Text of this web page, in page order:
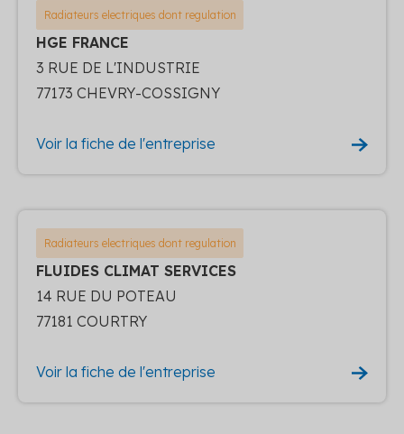
Radiateurs electriques dont regulation
HGE FRANCE
3 RUE DE L'INDUSTRIE
77173 CHEVRY-COSSIGNY
Voir la fiche de l'entreprise
Radiateurs electriques dont regulation
FLUIDES CLIMAT SERVICES
14 RUE DU POTEAU
77181 COURTRY
Voir la fiche de l'entreprise